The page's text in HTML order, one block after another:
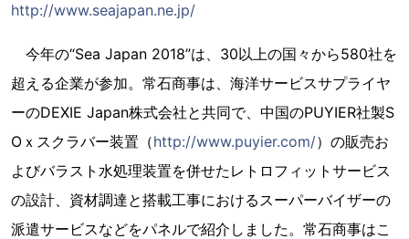
http://www.seajapan.ne.jp/
今年の“Sea Japan 2018”は、30以上の国々から580社を
超える企業が参加。常石商事は、海洋サービスサプライヤ
ーのDEXIE Japan株式会社と共同で、中国のPUYIER社製S
Oｘスクラバー装置（http://www.puyier.com/）の販売お
よびバラスト水処理装置を併せたレトロフィットサービス
の設計、資材調達と搭載工事におけるスーパーバイザーの
派遣サービスなどをパネルで紹介しました。常石商事はこ